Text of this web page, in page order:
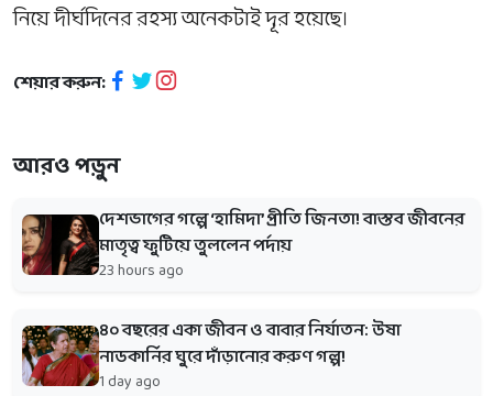
নিয়ে দীর্ঘদিনের রহস্য অনেকটাই দূর হয়েছে।
শেয়ার করুন:
আরও পড়ুন
দেশভাগের গল্পে ‘হামিদা’ প্রীতি জিনতা! বাস্তব জীবনের
মাতৃত্ব ফুটিয়ে তুললেন পর্দায়
23 hours ago
৪০ বছরের একা জীবন ও বাবার নির্যাতন: উষা
নাডকার্নির ঘুরে দাঁড়ানোর করুণ গল্প!
1 day ago